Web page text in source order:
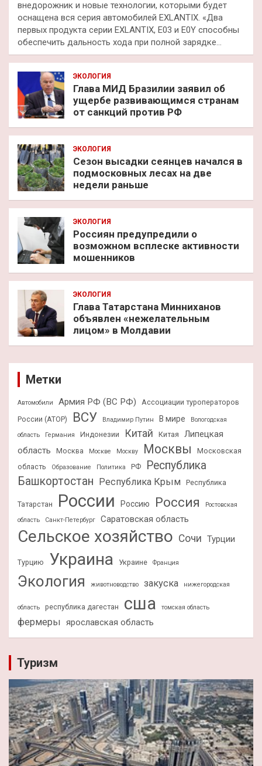
внедорожник и новые технологии, которыми будет
оснащена вся серия автомобилей EXLANTIX. «Два
первых продукта серии EXLANTIX, E03 и E0Y способны
обеспечить дальность хода при полной зарядке…
ЭКОЛОГИЯ
Глава МИД Бразилии заявил об
ущербе развивающимся странам
от санкций против РФ
ЭКОЛОГИЯ
Сезон высадки сеянцев начался в
подмосковных лесах на две
недели раньше
ЭКОЛОГИЯ
Россиян предупредили о
возможном всплеске активности
мошенников
ЭКОЛОГИЯ
Глава Татарстана Минниханов
объявлен «нежелательным
лицом» в Молдавии
Метки
Автомобили Армия РФ (ВС РФ)
Ассоциации туроператоров
России (АТОР)
ВСУ Владимир Путин В мире
Вологодская
область
Германия Индонезии Китай Китая
Липецкая
область
Москва Москве Москву Москвы
Московская
область
Образование Политика РФ
Республика
Башкортостан
Республика Крым Республика
Татарстан России Россию Россия
Ростовская
область
Санкт-Петербург Саратовская область
Сельское хозяйство Сочи Турции
Турцию Украина Украине Франция
Экология животноводство закуска нижегородская
область республика дагестан сша томская область
фермеры ярославская область
Туризм